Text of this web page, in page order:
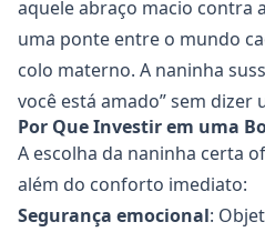
aquele abraço macio contra
uma ponte entre o mundo
colo materno. A naninha
você está amado” sem dizer
Por Que Investir em uma
A escolha da naninha certa
além do conforto imediato:
Segurança emocional: